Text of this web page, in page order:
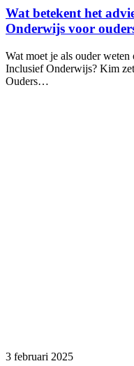
Wat betekent het
Onderwijs voor
Wat moet je als ouder
Inclusief Onderwijs? Kim
Ouders…
3 februari 2025